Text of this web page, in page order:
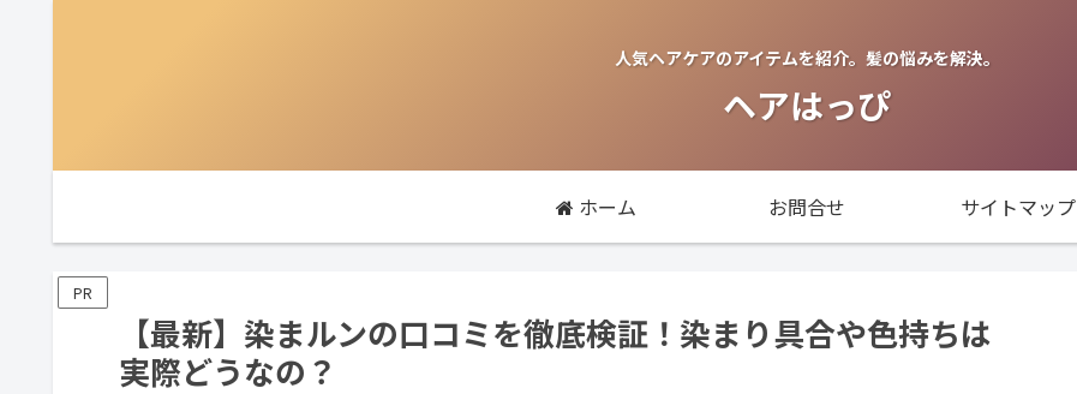
人気ヘアケアのアイテムを紹介。髪の悩みを解決。
ヘアはっぴ
ホーム お問合せ サイトマップ
PR
【最新】染まルンの口コミを徹底検証！染まり具合や色持ちは
実際どうなの？